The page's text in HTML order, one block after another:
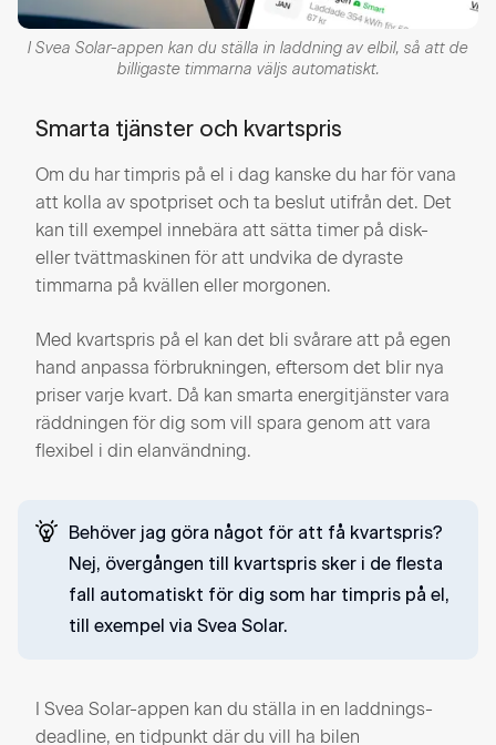
I Svea Solar-appen kan du ställa in laddning av elbil, så att de
billigaste timmarna väljs automatiskt.
Smarta tjänster och kvartspris
Om du har timpris på el i dag kanske du har för vana
att kolla av spotpriset och ta beslut utifrån det. Det
kan till exempel innebära att sätta timer på disk-
eller tvättmaskinen för att undvika de dyraste
timmarna på kvällen eller morgonen.
Med kvartspris på el kan det bli svårare att på egen
hand anpassa förbrukningen, eftersom det blir nya
priser varje kvart. Då kan smarta energitjänster vara
räddningen för dig som vill spara genom att vara
flexibel i din elanvändning.
Behöver jag göra något för att få kvartspris?
Nej, övergången till kvartspris sker i de flesta
fall automatiskt för dig som har timpris på el,
till exempel via Svea Solar.
I Svea Solar-appen kan du ställa in en laddnings-
deadline, en tidpunkt där du vill ha bilen